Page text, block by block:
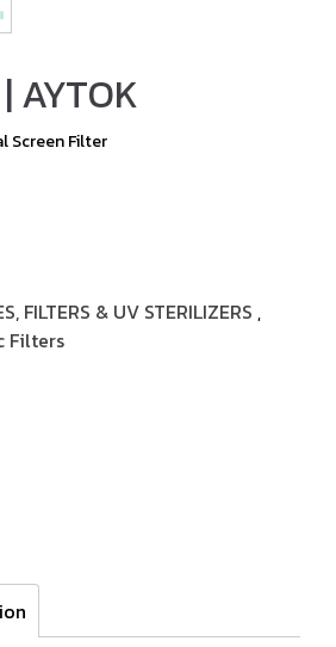
AYTOK
Screen Filter
FILTERS & UV STERILIZERS ,
Filters